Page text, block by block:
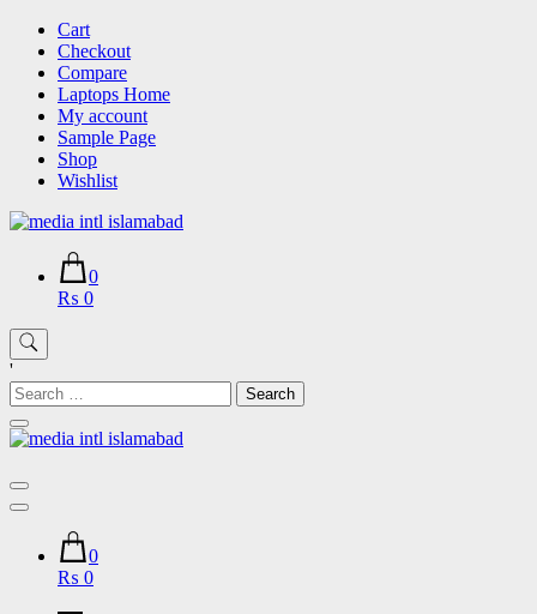
Skip
content
Cart
Checkout
Compare
Laptops Home
My account
Sample Page
Shop
Wishlist
0
₨ 0
'
Search
for:
0
₨ 0